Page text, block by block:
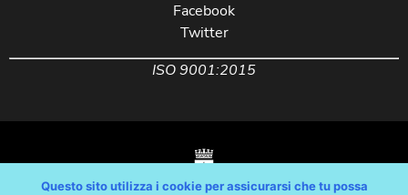
Facebook
Twitter
ISO 9001:2015
Questo sito utilizza i cookie per assicurarsi che tu possa